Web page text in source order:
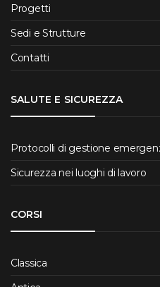
Progetti
Sedi e Strutture
Contatti
SALUTE E SICUREZZA
Protocolli di gestione
Sicurezza nei luoghi di lavoro
CORSI
Classica